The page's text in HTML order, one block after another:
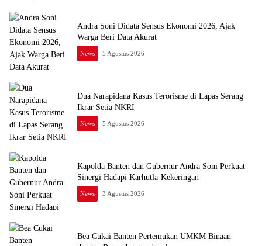
Andra Soni Didata Sensus Ekonomi 2026, Ajak
Warga Beri Data Akurat
News 5 Agustus 2026
Dua Narapidana Kasus Terorisme di Lapas Serang
Ikrar Setia NKRI
News 5 Agustus 2026
Kapolda Banten dan Gubernur Andra Soni Perkuat
Sinergi Hadapi Karhutla-Kekeringan
News 3 Agustus 2026
Bea Cukai Banten Pertemukan UMKM Binaan